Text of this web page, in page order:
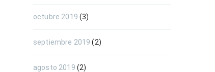
octubre 2019 (3)
septiembre 2019 (2)
agosto 2019 (2)